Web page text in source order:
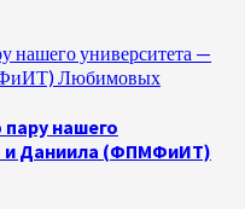
нашего университета —
Любимовых
нашего
и Даниила (ФПМФиИТ)